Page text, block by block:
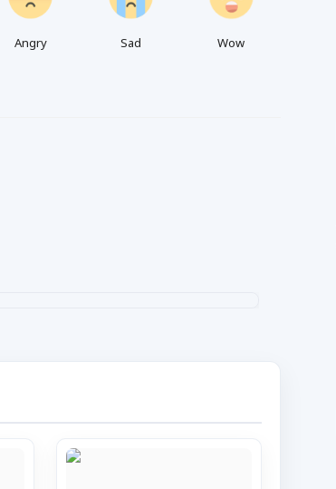
Angry Sad Wow